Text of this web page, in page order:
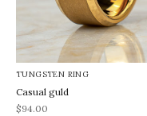
TUNGSTEN RING
Casual guld
REA-pris
$94.00